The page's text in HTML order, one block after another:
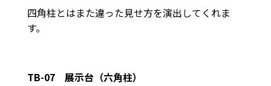
四角柱とはまた違った見せ方を演出してくれま
す。
TB-07 展示台（六角柱）